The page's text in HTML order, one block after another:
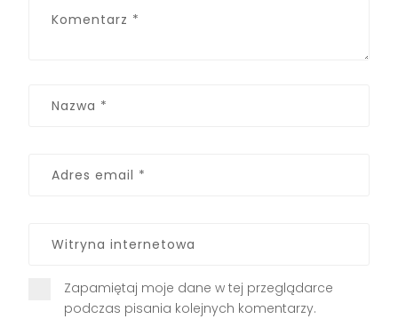
Zapamiętaj moje dane w tej przeglądarce
podczas pisania kolejnych komentarzy.